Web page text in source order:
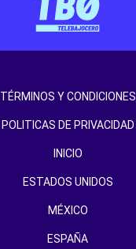
TÉRMINOS Y CONDICIONES
POLITICAS DE PRIVACIDAD
INICIO
ESTADOS UNIDOS
MÉXICO
ESPAÑA